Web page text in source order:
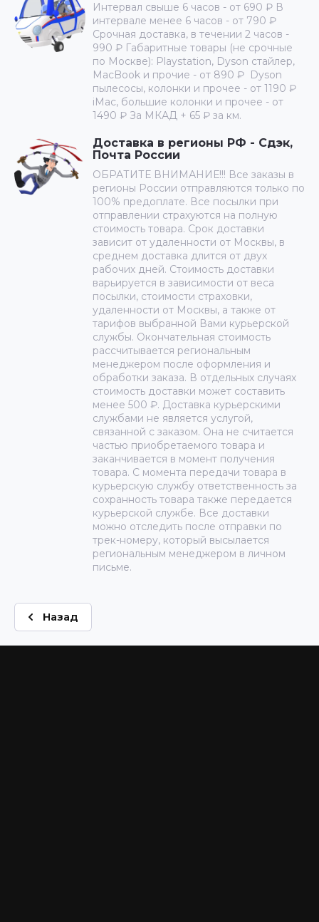
Интервал свыше 6 часов - от 690 ₽ В
интервале менее 6 часов - от 790 ₽
Срочная доставка, в течении 2 часов -
990 ₽ Габаритные товары (не срочные
по Москве): Playstation, Dyson стайлер,
MacBook и прочие - от 890 ₽ Dyson
пылесосы, колонки и прочее - от 1190 ₽
iMac, большие колонки и прочее - от
1490 ₽ За МКАД + 65 ₽ за км.
Доставка в регионы РФ - Сдэк,
Почта России
ОБРАТИТЕ ВНИМАНИЕ!!! Все заказы в
регионы России отправляются только по
100% предоплате. Все посылки при
отправлении страхуются на полную
стоимость товара. Срок доставки
зависит от удаленности от Москвы, в
среднем доставка длится от двух
рабочих дней. Стоимость доставки
варьируется в зависимости от веса
посылки, стоимости страховки,
удаленности от Москвы, а также от
тарифов выбранной Вами курьерской
службы. Окончательная стоимость
рассчитывается региональным
менеджером после оформления и
обработки заказа. В отдельных случаях
стоимость доставки может составить
менее 500 ₽. Доставка курьерскими
службами не является услугой,
связанной с заказом. Она не считается
частью приобретаемого товара и
заканчивается в момент получения
товара. С момента передачи товара в
курьерскую службу ответственность за
сохранность товара также передается
курьерской службе. Все доставки
можно отследить после отправки по
трек-номеру, который высылается
региональным менеджером в личном
письме.
Назад